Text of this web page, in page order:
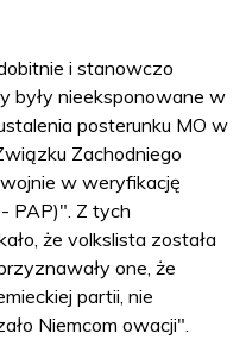
i stanowczo
były nieeksponowane w
posterunku MO w
Zachodniego
w weryfikację
PAP)". Z tych
że volkslista została
one, że
partii, nie
Niemcom owacji".